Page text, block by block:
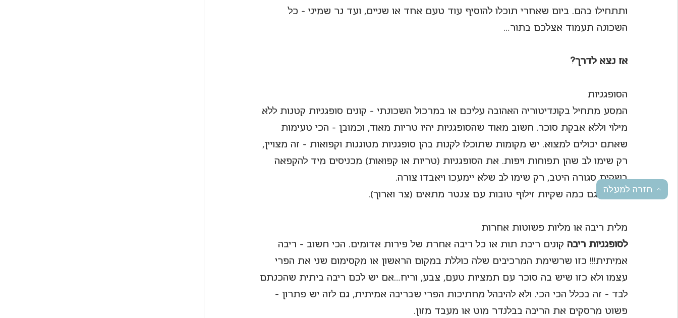
חזרה למעלה
ותתחילו בהם. ביום שאחרי תוכלו להוסיף עוד טעם אחד או שניים, ועד נר שמיני - כל
השכונה תעמוד אצלכם בתור…
אז נצא לדרך?
הסופגניות
המסע מתחיל בקונדיטוריה האהובה עליכם או במרכול השכונתי – קונים סופגניות קטנות ללא
מילוי וללא אבקת סוכר. חשוב מאוד שהסופגניות יהיו טריות מאוד, וכמובן - הכי טעימות
שאתם יכולים למצוא. יש מקומות שתוכלו לקנות בהן סופגניות מטוגנות וקפואות - זה מצויין,
רק שימו לב שהן תפוחות ויפות. את הסופגניות (טריות או קפואות) מכניסים מיד להקפאה
בשקית סגורה היטב, רק שימו לב שלא יימעכו ויאבדו צורה.
נצטרך גם כמה שקיות זילוף טובות עם צנטר מתאים (צר וארוך).
מלית ריבה או מליות פשוטות אחרות
לסופגניות ריבה קונים ריבת תות או כל ריבה אחרת של פירות אדומים. הכי חשוב – ריבה
אמיתית!!! כזו שרשימת המרכיבים שלה כוללת במקום הראשון או מקסימום שני את הפרי
עצמו ולא כזו שיש בה סוכר עם תמציות טעם, צבע, וריח…אם יש לכם ריבה ביתית שהכנתם
לבד – זה בכלל הכי הכי. ולא להיבהל מחתיכות הפרי שבריבה אמיתית, גם לזה יש פתרון -
פשוט מרסקים את הריבה בבלנדר מוט או מעבד מזון.